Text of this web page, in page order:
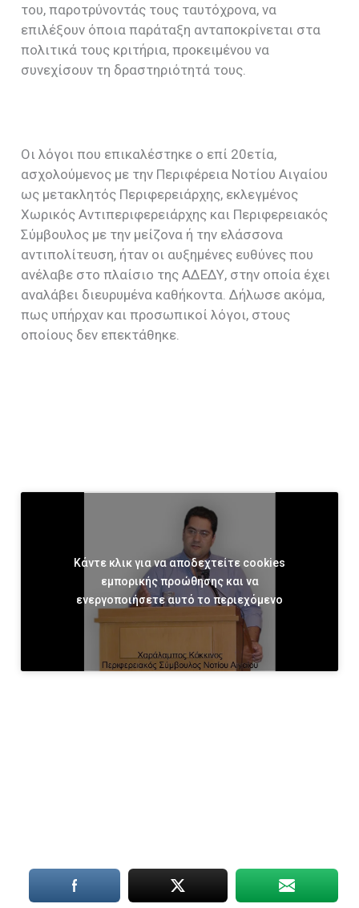
του, παροτρύνοντάς τους ταυτόχρονα, να
επιλέξουν όποια παράταξη ανταποκρίνεται στα
πολιτικά τους κριτήρια, προκειμένου να
συνεχίσουν τη δραστηριότητά τους.
Οι λόγοι που επικαλέστηκε ο επί 20ετία,
ασχολούμενος με την Περιφέρεια Νοτίου Αιγαίου
ως μετακλητός Περιφερειάρχης, εκλεγμένος
Χωρικός Αντιπεριφερειάρχης και Περιφερειακός
Σύμβουλος με την μείζονα ή την ελάσσονα
αντιπολίτευση, ήταν οι αυξημένες ευθύνες που
ανέλαβε στο πλαίσιο της ΑΔΕΔΥ, στην οποία έχει
αναλάβει διευρυμένα καθήκοντα. Δήλωσε ακόμα,
πως υπήρχαν και προσωπικοί λόγοι, στους
οποίους δεν επεκτάθηκε.
Κάντε κλικ για να αποδεχτείτε cookies
εμπορικής προώθησης και να
ενεργοποιήσετε αυτό το περιεχόμενο